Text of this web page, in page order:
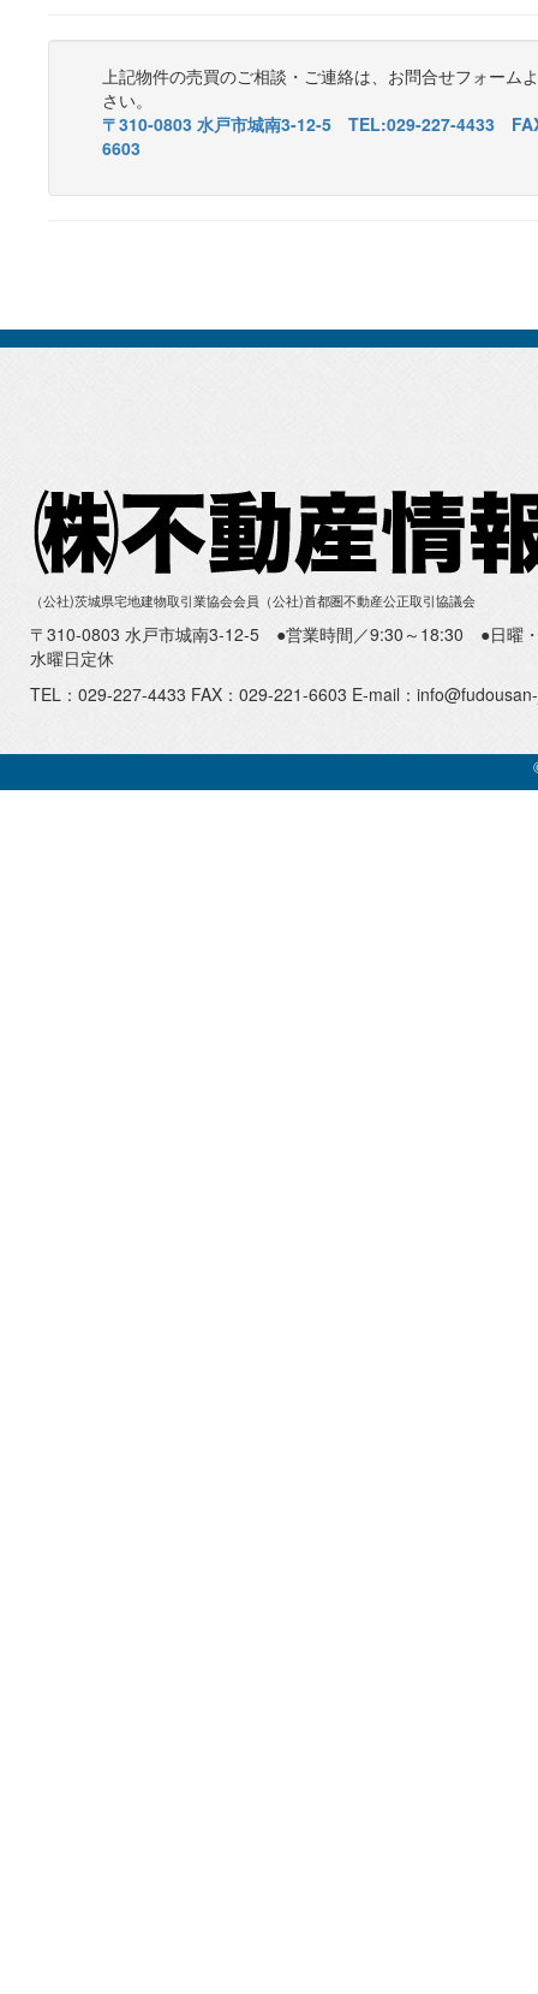
上記物件の売買のご相談・ご連絡は、お問合せフォーム
さい。
〒310-0803 水戸市城南3-12-5 TEL:029-227-4433
6603
（公社)茨城県宅地建物取引業協会会員（公社)首都圏不動産公正取引協議会
〒310-0803 水戸市城南3-12-5 ●営業時間／9:30～18:30 ●日曜
水曜日定休
TEL：029-227-4433 FAX：029-221-6603 E-mail：